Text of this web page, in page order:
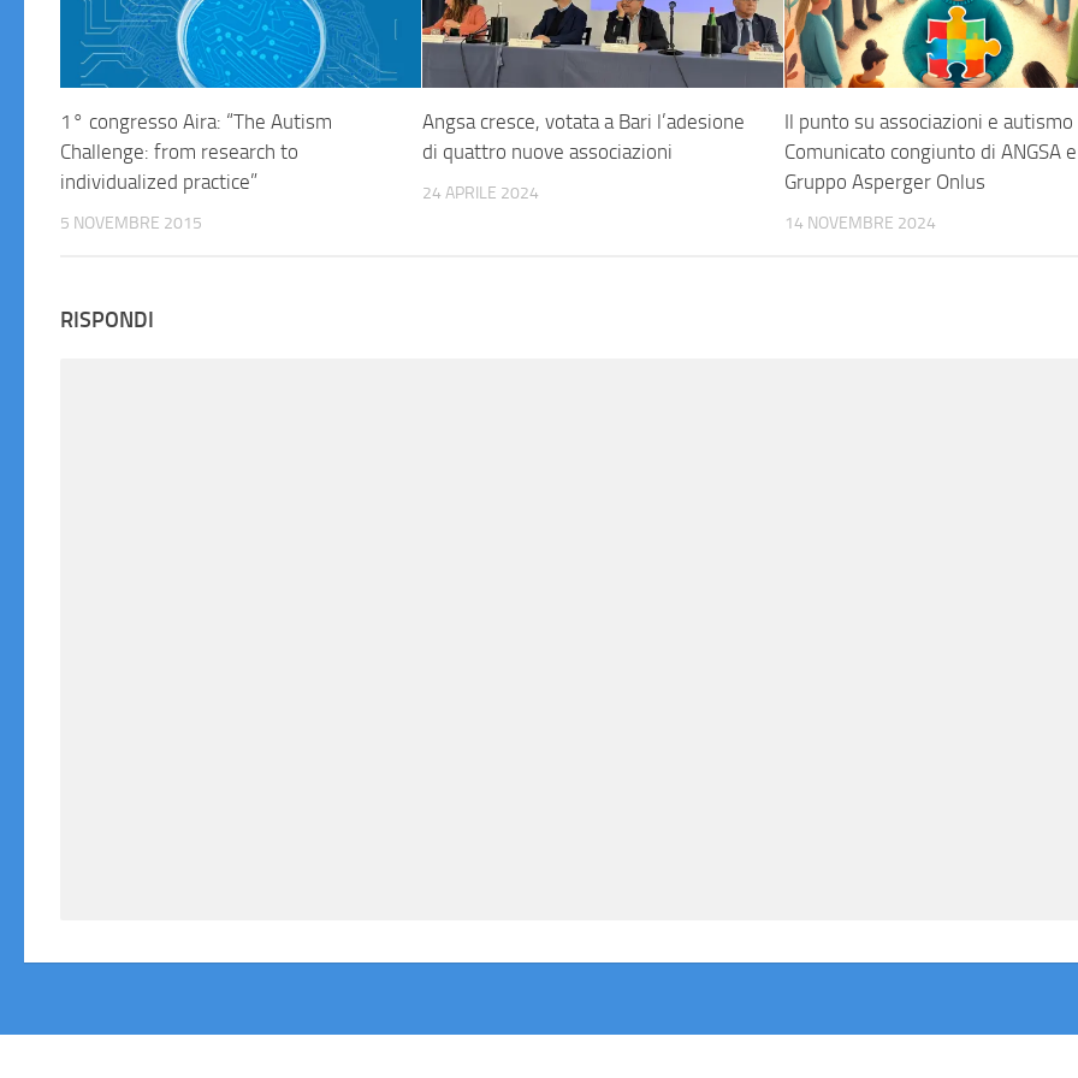
1° congresso Aira: “The Autism
Challenge: from research to
individualized practice”
5 NOVEMBRE 2015
Angsa cresce, votata a Bari l’adesione
di quattro nuove associazioni
24 APRILE 2024
Il punto su associazioni e
Comunicato congiunto di ANGSA e
Gruppo Asperger Onlus
14 NOVEMBRE 2024
RISPONDI